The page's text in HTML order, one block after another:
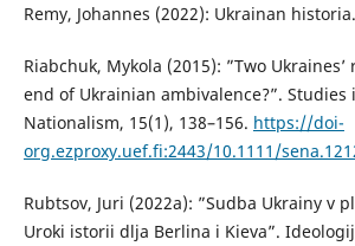
Remy, Johannes (2022): Ukrainan
Riabchuk, Mykola (2015): ”Two
end of Ukrainian ambivalence?”. Studies
Nationalism, 15(1), 138–156. https://doi-
org.ezproxy.uef.fi:2443/10.1111/
Rubtsov, Juri (2022a): ”Sudba Ukrainy v
Uroki istorii dlja Berlina i Kieva”.